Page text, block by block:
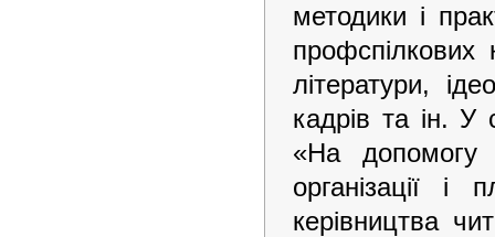
методики і
профспілкових
літератури,
кадрів та ін. У
«На допомогу
організації і
керівництва